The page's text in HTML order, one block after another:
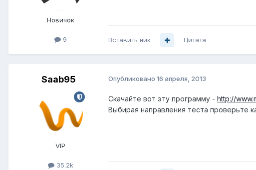
Новичок
9 Вставить ник Цитата
Saab95
VIP
35.2k
Опубликовано 16 апреля, 2013
Скачайте вот эту программу - http://
Выбирая направления теста проверьте